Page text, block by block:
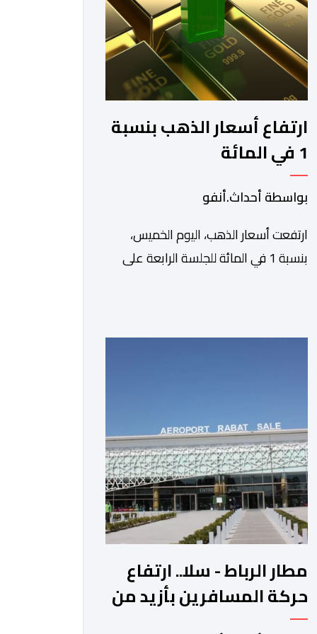
تساعدهم […]
ارتفاع أسعار الذهب بنسبة
1 في المائة
بواسطة أحداث.أنفو
ارتفعت أسعار الذهب، اليوم الخميس،
بنسبة 1 في المائة للجلسة الرابعة على
الماضي، فيما ارتفعت العقود الأمريكية
الآجلة […]
مطار الرباط - سلا.. ارتفاع
حركة المسافرين بأزيد من